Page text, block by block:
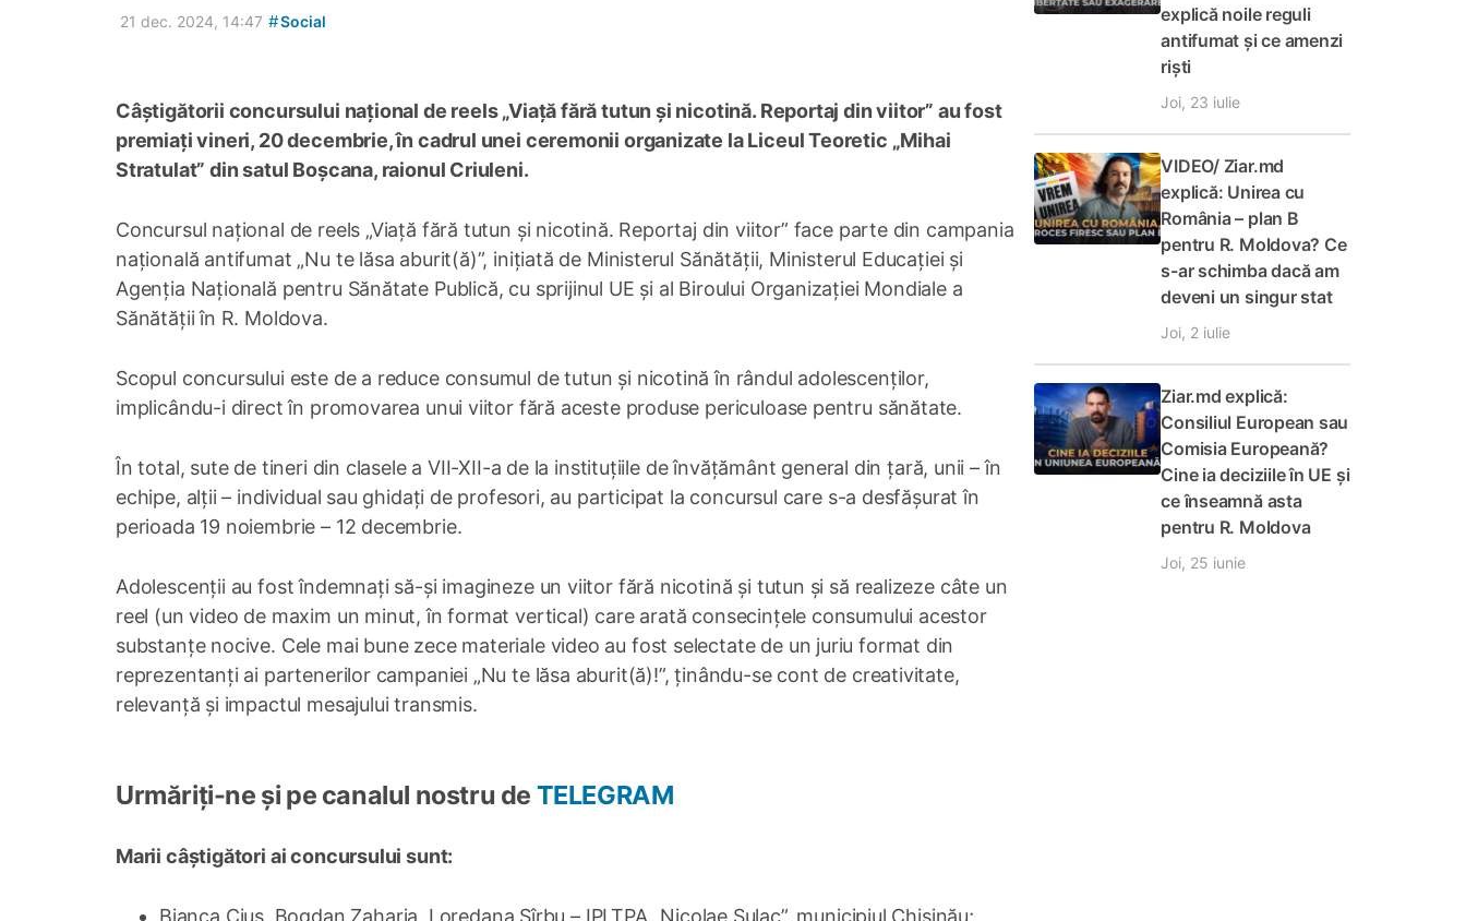
21 dec. 2024, 14:47 #Social
Câștigătorii concursului național de reels „Viață fără tutun și nicotină. Reportaj din viitor” au fost
premiați vineri, 20 decembrie, în cadrul unei ceremonii organizate la Liceul Teoretic „Mihai
Stratulat” din satul Boșcana, raionul Criuleni.
Concursul național de reels „Viață fără tutun și nicotină. Reportaj din viitor” face parte din campania
națională antifumat „Nu te lăsa aburit(ă)”, inițiată de Ministerul Sănătății, Ministerul Educației și
Agenția Națională pentru Sănătate Publică, cu sprijinul UE și al Biroului Organizației Mondiale a
Sănătății în R. Moldova.
Scopul concursului este de a reduce consumul de tutun și nicotină în rândul adolescenților,
implicându-i direct în promovarea unui viitor fără aceste produse periculoase pentru sănătate.
În total, sute de tineri din clasele a VII-XII-a de la instituțiile de învățământ general din țară, unii – în
echipe, alții – individual sau ghidați de profesori, au participat la concursul care s-a desfășurat în
perioada 19 noiembrie – 12 decembrie.
Adolescenții au fost îndemnați să-și imagineze un viitor fără nicotină și tutun și să realizeze câte un
reel (un video de maxim un minut, în format vertical) care arată consecințele consumului acestor
substanțe nocive. Cele mai bune zece materiale video au fost selectate de un juriu format din
reprezentanți ai partenerilor campaniei „Nu te lăsa aburit(ă)!”, ținându-se cont de creativitate,
relevanță și impactul mesajului transmis.
Urmăriți-ne și pe canalul nostru de TELEGRAM
Marii câștigători ai concursului sunt:
explică noile reguli
antifumat și ce amenzi
riști
Joi, 23 iulie
VIDEO/ Ziar.md
explică: Unirea cu
România – plan B
pentru R. Moldova? Ce
s-ar schimba dacă am
deveni un singur stat
Joi, 2 iulie
Ziar.md explică:
Consiliul European sau
Comisia Europeană?
Cine ia deciziile în UE și
ce înseamnă asta
pentru R. Moldova
Joi, 25 iunie